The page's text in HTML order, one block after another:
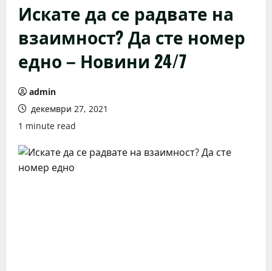
Искате да се радвате на
взаимност? Да сте номер
едно – Новини 24/7
admin
декември 27, 2021
1 minute read